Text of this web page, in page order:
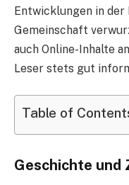
Entwicklungen in
Gemeinschaft
auch Online-Inhalte
Leser stets gut
Table of
Geschichte und